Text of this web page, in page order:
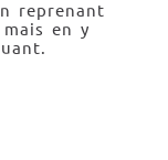
reprenant
en y